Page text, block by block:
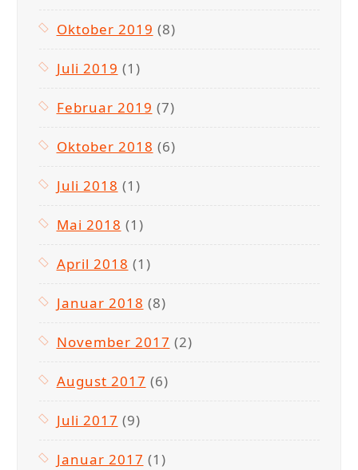
Oktober 2019 (8)
Juli 2019 (1)
Februar 2019 (7)
Oktober 2018 (6)
Juli 2018 (1)
Mai 2018 (1)
April 2018 (1)
Januar 2018 (8)
November 2017 (2)
August 2017 (6)
Juli 2017 (9)
Januar 2017 (1)